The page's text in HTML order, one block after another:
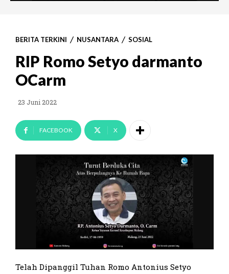
BERITA TERKINI NUSANTARA SOSIAL
RIP Romo Setyo darmanto
OCarm
23 Juni 2022
FACEBOOK X
Telah Dipanggil Tuhan Romo Antonius Setyo